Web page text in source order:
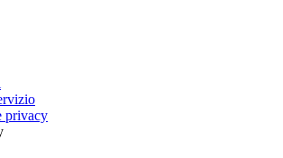
privacy